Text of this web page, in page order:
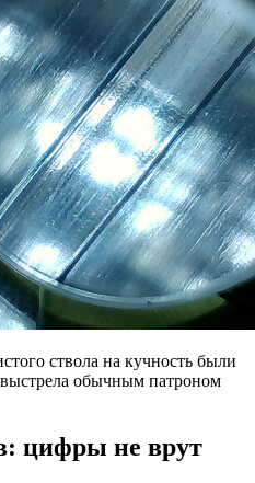
ствола на кучность были
обычным патроном
цифры не врут